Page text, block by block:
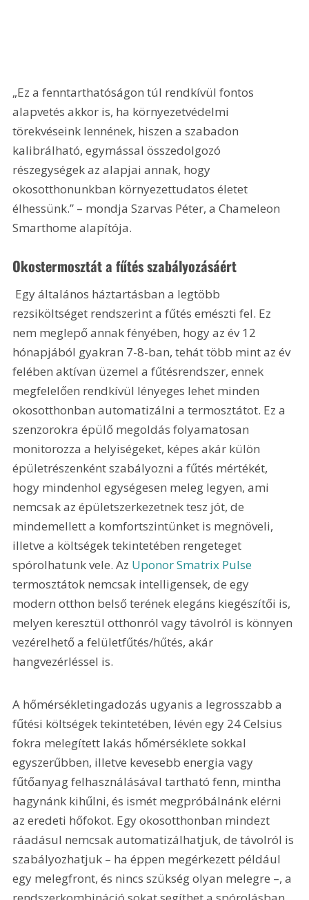
„Ez a fenntarthatóságon túl rendkívül fontos
alapvetés akkor is, ha környezetvédelmi
törekvéseink lennének, hiszen a szabadon
kalibrálható, egymással összedolgozó
részegységek az alapjai annak, hogy
okosotthonunkban környezettudatos életet
élhessünk.” – mondja Szarvas Péter, a Chameleon
Smarthome alapítója.
Okostermosztát a fűtés szabályozásáért
Egy általános háztartásban a legtöbb
rezsiköltséget rendszerint a fűtés emészti fel. Ez
nem meglepő annak fényében, hogy az év 12
hónapjából gyakran 7-8-ban, tehát több mint az év
felében aktívan üzemel a fűtésrendszer, ennek
megfelelően rendkívül lényeges lehet minden
okosotthonban automatizálni a termosztátot. Ez a
szenzorokra épülő megoldás folyamatosan
monitorozza a helyiségeket, képes akár külön
épületrészenként szabályozni a fűtés mértékét,
hogy mindenhol egységesen meleg legyen, ami
nemcsak az épületszerkezetnek tesz jót, de
mindemellett a komfortszintünket is megnöveli,
illetve a költségek tekintetében rengeteget
spórolhatunk vele. Az Uponor Smatrix Pulse
termosztátok nemcsak intelligensek, de egy
modern otthon belső terének elegáns kiegészítői is,
melyen keresztül otthonról vagy távolról is könnyen
vezérelhető a felületfűtés/hűtés, akár
hangvezérléssel is.
A hőmérsékletingadozás ugyanis a legrosszabb a
fűtési költségek tekintetében, lévén egy 24 Celsius
fokra melegített lakás hőmérséklete sokkal
egyszerűbben, illetve kevesebb energia vagy
fűtőanyag felhasználásával tartható fenn, mintha
hagynánk kihűlni, és ismét megpróbálnánk elérni
az eredeti hőfokot. Egy okosotthonban mindezt
ráadásul nemcsak automatizálhatjuk, de távolról is
szabályozhatjuk – ha éppen megérkezett például
egy melegfront, és nincs szükség olyan melegre –, a